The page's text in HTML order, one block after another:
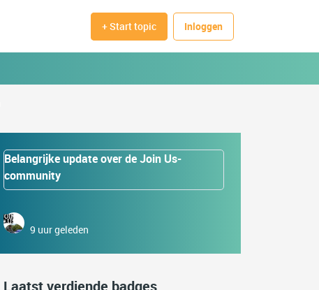
+ Start topic Inloggen
Belangrijke update over de Join Us-
community
9 uur geleden
Laatst verdiende badges